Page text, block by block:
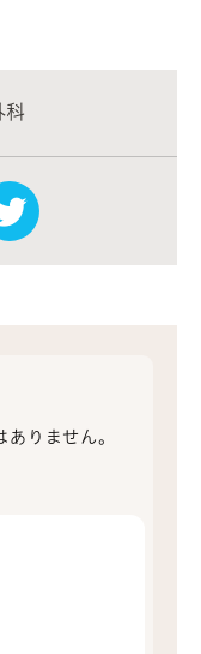
科
ありません。